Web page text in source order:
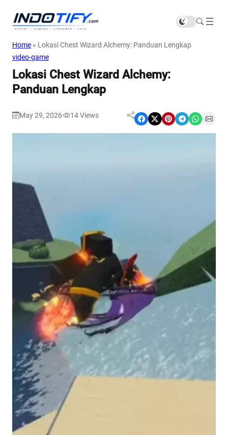
Home » Lokasi Chest Wizard Alchemy: Panduan Lengkap
video-game
Lokasi Chest Wizard Alchemy:
Panduan Lengkap
May 29, 2026 14Views Share on Facebook Share on X Share on Pinterest Share on Telegram Share on WhatsApp Share on Email